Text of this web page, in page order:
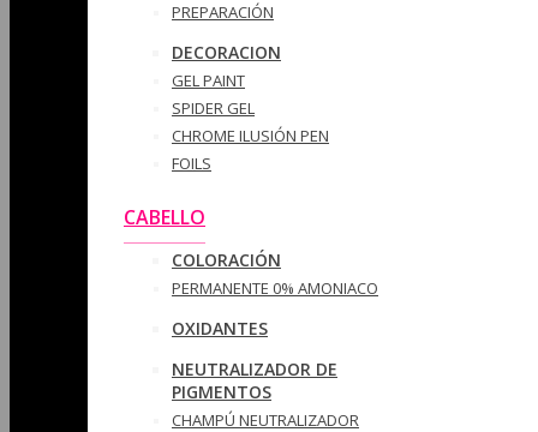
PREPARACIÓN
DECORACION
GEL PAINT
SPIDER GEL
CHROME ILUSIÓN PEN
FOILS
CABELLO
COLORACIÓN
PERMANENTE 0% AMONIACO
OXIDANTES
NEUTRALIZADOR DE
PIGMENTOS
CHAMPÚ NEUTRALIZADOR